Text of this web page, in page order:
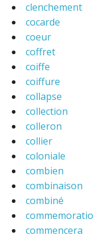
clenchement
cocarde
coeur
coffret
coiffe
coiffure
collapse
collection
colleron
collier
coloniale
combien
combinaison
combiné
commencera